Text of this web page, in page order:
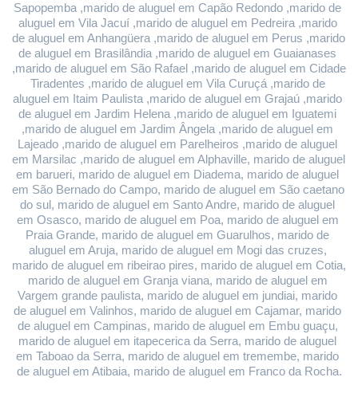
Sapopemba ,marido de aluguel em Capão Redondo ,marido de
aluguel em Vila Jacuí ,marido de aluguel em Pedreira ,marido
de aluguel em Anhangüera ,marido de aluguel em Perus ,marido
de aluguel em Brasilândia ,marido de aluguel em Guaianases
,marido de aluguel em São Rafael ,marido de aluguel em Cidade
Tiradentes ,marido de aluguel em Vila Curuçá ,marido de
aluguel em Itaim Paulista ,marido de aluguel em Grajaú ,marido
de aluguel em Jardim Helena ,marido de aluguel em Iguatemi
,marido de aluguel em Jardim Ângela ,marido de aluguel em
Lajeado ,marido de aluguel em Parelheiros ,marido de aluguel
em Marsilac ,marido de aluguel em Alphaville, marido de aluguel
em barueri, marido de aluguel em Diadema, marido de aluguel
em São Bernado do Campo, marido de aluguel em São caetano
do sul, marido de aluguel em Santo Andre, marido de aluguel
em Osasco, marido de aluguel em Poa, marido de aluguel em
Praia Grande, marido de aluguel em Guarulhos, marido de
aluguel em Aruja, marido de aluguel em Mogi das cruzes,
marido de aluguel em ribeirao pires, marido de aluguel em Cotia,
marido de aluguel em Granja viana, marido de aluguel em
Vargem grande paulista, marido de aluguel em jundiai, marido
de aluguel em Valinhos, marido de aluguel em Cajamar, marido
de aluguel em Campinas, marido de aluguel em Embu guaçu,
marido de aluguel em itapecerica da Serra, marido de aluguel
em Taboao da Serra, marido de aluguel em tremembe, marido
de aluguel em Atibaia, marido de aluguel em Franco da Rocha.